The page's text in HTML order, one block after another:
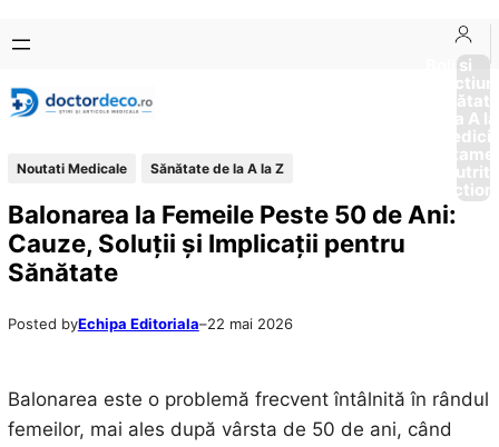
conținut
content
Boli si
Afectiuni
Sănătate
de la A
Noutati Medicale Sănătate de la A la Z
Balonarea la Femeile Peste 50 de Ani:
Cauze, Soluții și Implicații pentru
Sănătate
Posted byEchipa Editoriala–22 mai 2026
Balonarea este o problemă frecvent întâlnită în rândul
femeilor, mai ales după vârsta de 50 de ani, când